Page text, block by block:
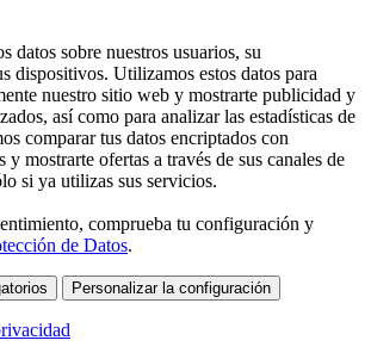
datos sobre nuestros usuarios, su
dispositivos. Utilizamos estos datos para
nuestro sitio web y mostrarte publicidad y
así como para analizar las estadísticas de
comparar tus datos encriptados con
y mostrarte ofertas a través de sus canales de
si ya utilizas sus servicios.
comprueba tu configuración y
de Datos.
Personalizar la configuración